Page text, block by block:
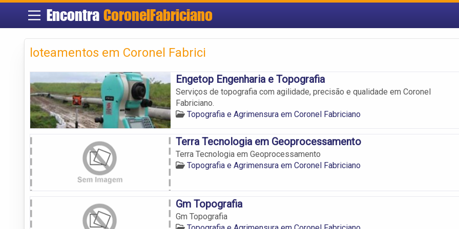
Encontra CoronelFabriciano
loteamentos em Coronel Fabrici
Engetop Engenharia e Topografia
Serviços de topografia com agilidade, precisão e qualidade em Coronel
Fabriciano.
Topografia e Agrimensura em Coronel Fabriciano
Terra Tecnologia em Geoprocessamento
Terra Tecnologia em Geoprocessamento
Topografia e Agrimensura em Coronel Fabriciano
Gm Topografia
Gm Topografia